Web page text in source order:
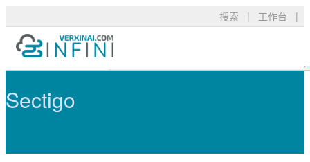
搜索 | 工作台
|
技术支持
Sectigo